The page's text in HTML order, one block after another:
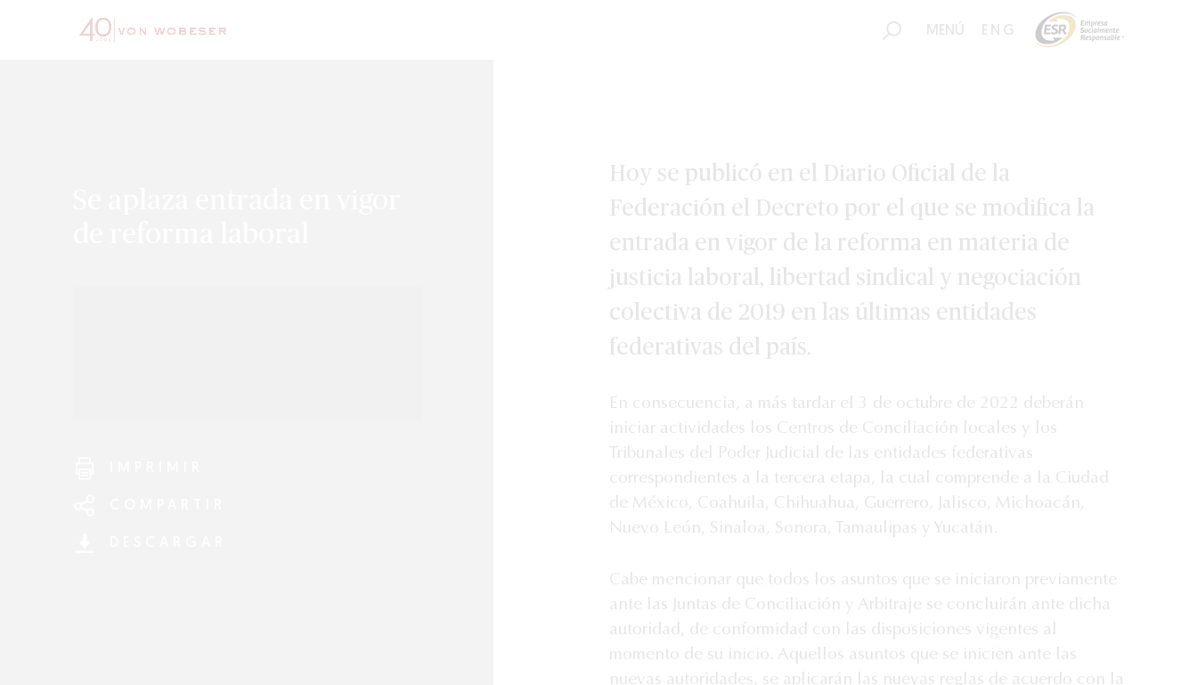
MENÚ ENG
Hoy se publicó en el Diario Oficial de la
Federación el Decreto por el que se modifica la
entrada en vigor de la reforma en materia de
justicia laboral, libertad sindical y negociación
colectiva de 2019 en las últimas entidades
federativas del país.
En consecuencia, a más tardar el 3 de octubre de 2022 deberán
iniciar actividades los Centros de Conciliación locales y los
Tribunales del Poder Judicial de las entidades federativas
correspondientes a la tercera etapa, la cual comprende a la Ciudad
de México, Coahuila, Chihuahua, Guerrero, Jalisco, Michoacán,
Nuevo León, Sinaloa, Sonora, Tamaulipas y Yucatán.
Cabe mencionar que todos los asuntos que se iniciaron previamente
ante las Juntas de Conciliación y Arbitraje se concluirán ante dicha
autoridad, de conformidad con las disposiciones vigentes al
momento de su inicio. Aquellos asuntos que se inicien ante las
nuevas autoridades, se aplicarán las nuevas reglas de acuerdo con la